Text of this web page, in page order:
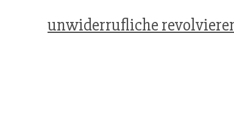
unwiderrufliche